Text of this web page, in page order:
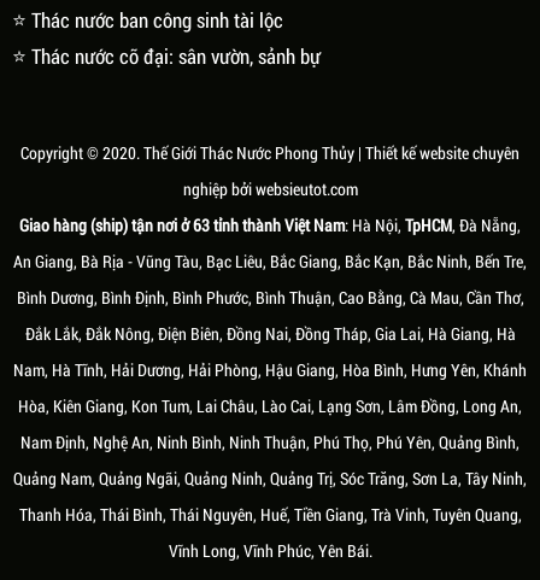
⭐ Thác nước ban công sinh tài lộc
⭐ Thác nước cỡ đại: sân vườn, sảnh bự
Copyright © 2020.Thế Giới Thác Nước Phong Thủy | Thiết kế website chuyên
nghiệp bởiwebsieutot.com
Giao hàng (ship) tận nơi ở 63 tỉnh thành Việt Nam: Hà Nội, TpHCM, Đà Nẵng,
An Giang, Bà Rịa - Vũng Tàu, Bạc Liêu, Bắc Giang, Bắc Kạn, Bắc Ninh, Bến Tre,
Bình Dương, Bình Định, Bình Phước, Bình Thuận, Cao Bằng, Cà Mau, Cần Thơ,
Đắk Lắk, Đắk Nông, Điện Biên, Đồng Nai, Đồng Tháp, Gia Lai, Hà Giang, Hà
Nam, Hà Tĩnh, Hải Dương, Hải Phòng, Hậu Giang, Hòa Bình, Hưng Yên, Khánh
Hòa, Kiên Giang, Kon Tum, Lai Châu, Lào Cai, Lạng Sơn, Lâm Đồng, Long An,
Nam Định, Nghệ An, Ninh Bình, Ninh Thuận, Phú Thọ, Phú Yên, Quảng Bình,
Quảng Nam, Quảng Ngãi, Quảng Ninh, Quảng Trị, Sóc Trăng, Sơn La, Tây Ninh,
Thanh Hóa, Thái Bình, Thái Nguyên, Huế, Tiền Giang, Trà Vinh, Tuyên Quang,
Vĩnh Long, Vĩnh Phúc, Yên Bái.